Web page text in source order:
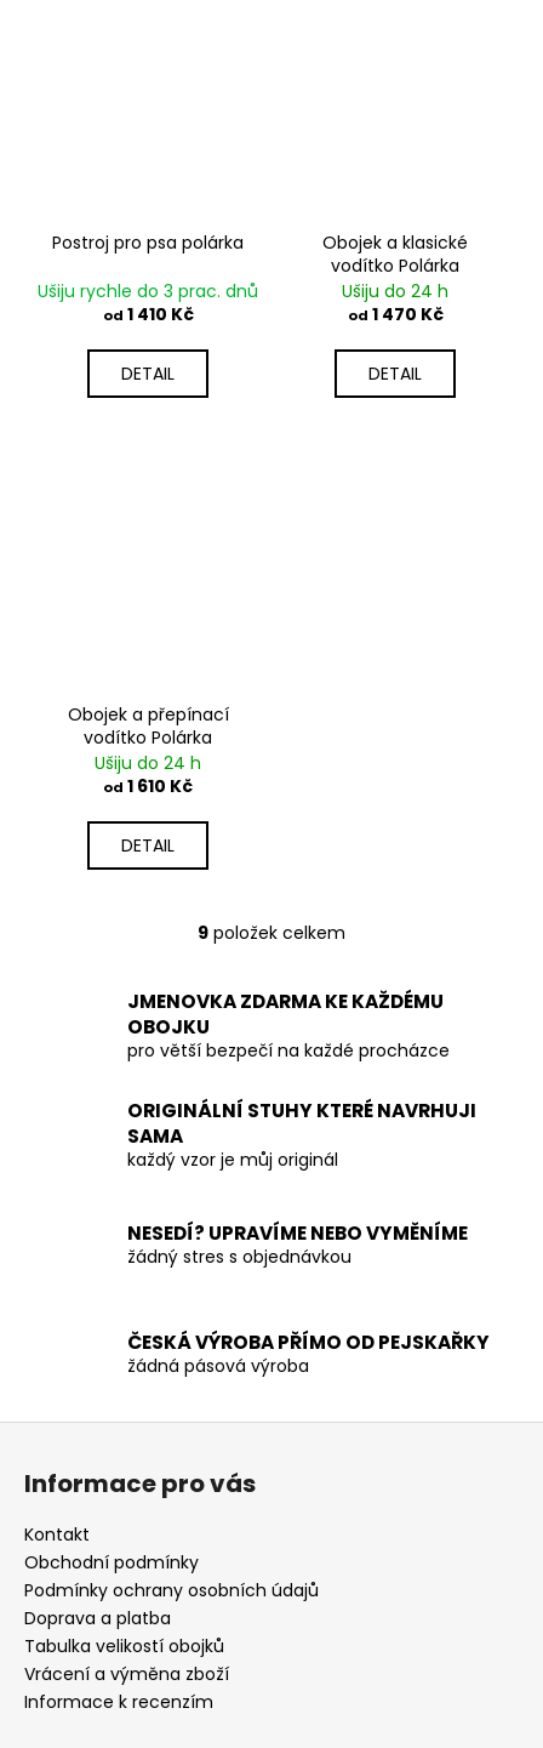
Postroj pro psa polárka
Ušiju rychle do 3 prac. dnů
od 1 410 Kč
DETAIL
Obojek a klasické
vodítko Polárka
Ušiju do 24 h
od 1 470 Kč
DETAIL
Obojek a přepínací
vodítko Polárka
Ušiju do 24 h
od 1 610 Kč
DETAIL
O
l
d
c
p
v
k
y
p
i
u
9 položek celkem
JMENOVKA ZDARMA KE KAŽDÉMU
OBOJKU
pro větší bezpečí na každé procházce
ORIGINÁLNÍ STUHY KTERÉ NAVRHUJI
SAMA
každý vzor je můj originál
NESEDÍ? UPRAVÍME NEBO VYMĚNÍME
žádný stres s objednávkou
ČESKÁ VÝROBA PŘÍMO OD PEJSKAŘKY
žádná pásová výroba
Informace pro vás
Kontakt
Obchodní podmínky
Podmínky ochrany osobních údajů
Doprava a platba
Tabulka velikostí obojků
Vrácení a výměna zboží
Informace k recenzím